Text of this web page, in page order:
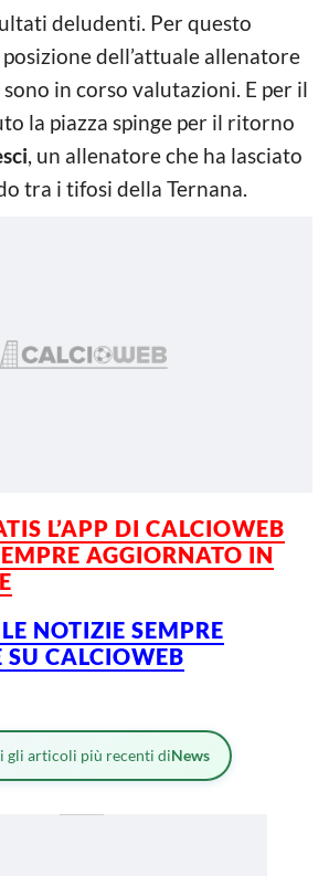
deludenti. Per questo
dell’attuale allenatore
in corso valutazioni. E per il
la piazza spinge per il ritorno
, un allenatore che ha lasciato
tra i tifosi della Ternana.
L’APP DI CALCIOWEB
AGGIORNATO IN
NOTIZIE SEMPRE
SU CALCIOWEB
gli articoli più recenti diNews